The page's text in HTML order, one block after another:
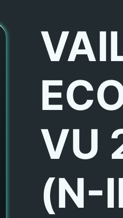
VU
(N-